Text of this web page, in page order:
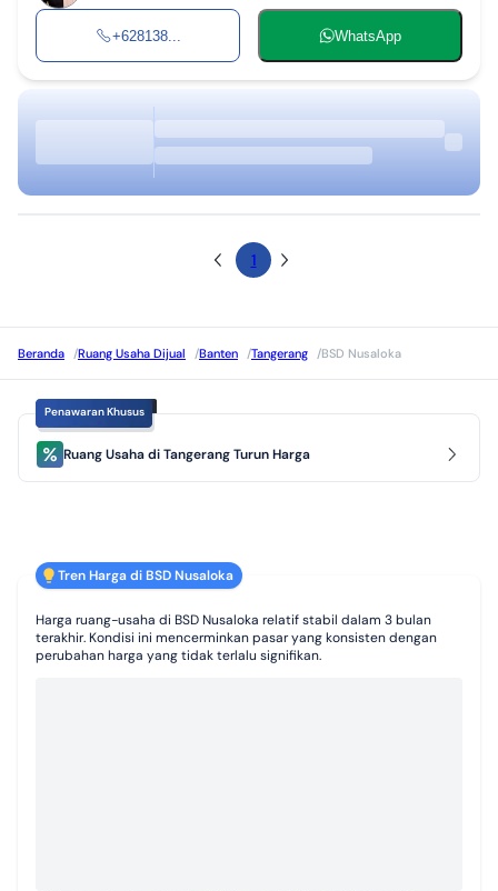
+628138... WhatsApp
1
Beranda /Ruang Usaha Dijual /Banten /Tangerang /BSD Nusaloka
Penawaran Khusus
Ruang Usaha di Tangerang Turun Harga
Tren Harga di BSD Nusaloka
Harga ruang-usaha di BSD Nusaloka relatif stabil dalam 3 bulan
terakhir. Kondisi ini mencerminkan pasar yang konsisten dengan
perubahan harga yang tidak terlalu signifikan.